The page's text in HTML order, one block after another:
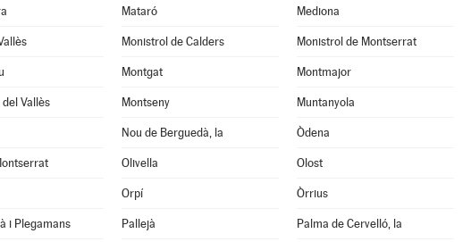
Mataró Mediona
Monistrol de Calders Monistrol de Montserrat
Montgat Montmajor
Vallès Montseny Muntanyola
Nou de Berguedà, la Òdena
Olivella Olost
Orpí Òrrius
i Plegamans Pallejà Palma de Cervelló, la